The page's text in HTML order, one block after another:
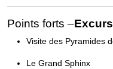
Points forts –
Visite des Pyramides
Le Grand Sphinx